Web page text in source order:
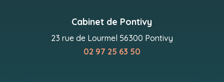
Cabinet de Pontivy
23 rue de Lourmel 56300 Pontivy
02 97 25 63 50